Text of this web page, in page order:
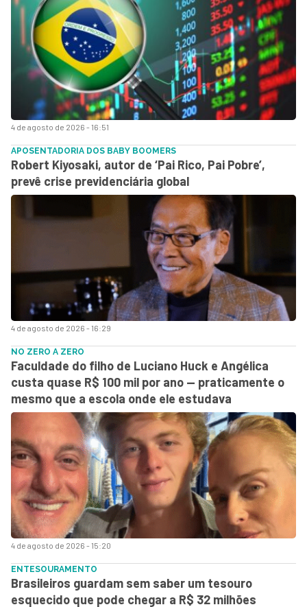
4 de agosto de 2026 - 16:51
4 de agosto de 2026 - 16:29
APOSENTADORIA DOS BABY BOOMERS
Robert Kiyosaki, autor de ‘Pai Rico, Pai Pobre’,
prevê crise previdenciária global
4 de agosto de 2026 - 15:20
NO ZERO A ZERO
Faculdade do filho de Luciano Huck e Angélica
custa quase R$ 100 mil por ano — praticamente o
mesmo que a escola onde ele estudava
ENTESOURAMENTO
Brasileiros guardam sem saber um tesouro
esquecido que pode chegar a R$ 32 milhões